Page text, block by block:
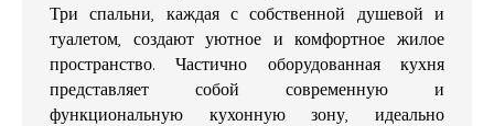
Три спальни, каждая с собственной душевой и
туалетом, создают уютное и комфортное жилое
пространство. Частично оборудованная кухня
представляет собой современную и
функциональную кухонную зону, идеально